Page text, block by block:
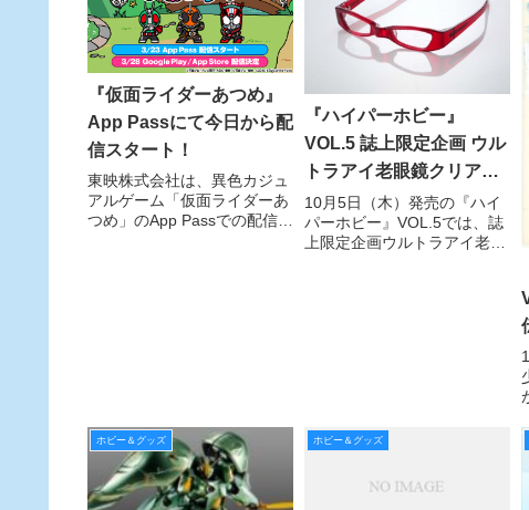
『仮面ライダーあつめ』
App Passにて今日から配
信スタート！
東映株式会社は、異色カジュ
アルゲーム「仮面ライダーあ
つめ」のApp Passでの配信
『ハイパーホビー』
VOL.5 誌上限定企画 ウル
トラアイ老眼鏡クリア
Ver.＆ウルトラアイテム
限定セット 発売!!
10月5日（木）発売の『ハイ
パーホビー』VOL.5では、誌
上限定企画ウルトラアイ老眼
ホビー＆グッズ ホビー＆グッズ